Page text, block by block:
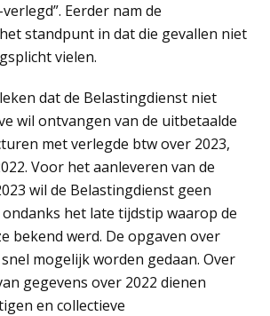
Eerder nam de
standpunt in dat die gevallen niet
vielen.
dat de Belastingdienst niet
wil ontvangen van de uitbetaalde
met verlegde btw over 2023,
Voor het aanleveren van de
wil de Belastingdienst geen
het late tijdstip waarop de
bekend werd. De opgaven over
mogelijk worden gedaan. Over
gegevens over 2022 dienen
en collectieve